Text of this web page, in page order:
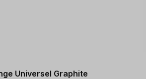
Universel Graphite